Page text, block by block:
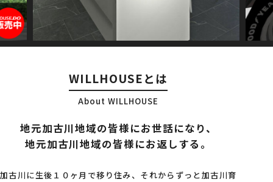
お客様相談室
Contact Service
個人情報の取り扱い
©︎ WILLHOUSE, Inc. All Right Reserved.
WILLHOUSEとは
About WILLHOUSE
地元加古川地域の皆様にお世話になり、
地元加古川地域の皆様にお返しする。
加古川に生後１０ヶ月で移り住み、それからずっと加古川育